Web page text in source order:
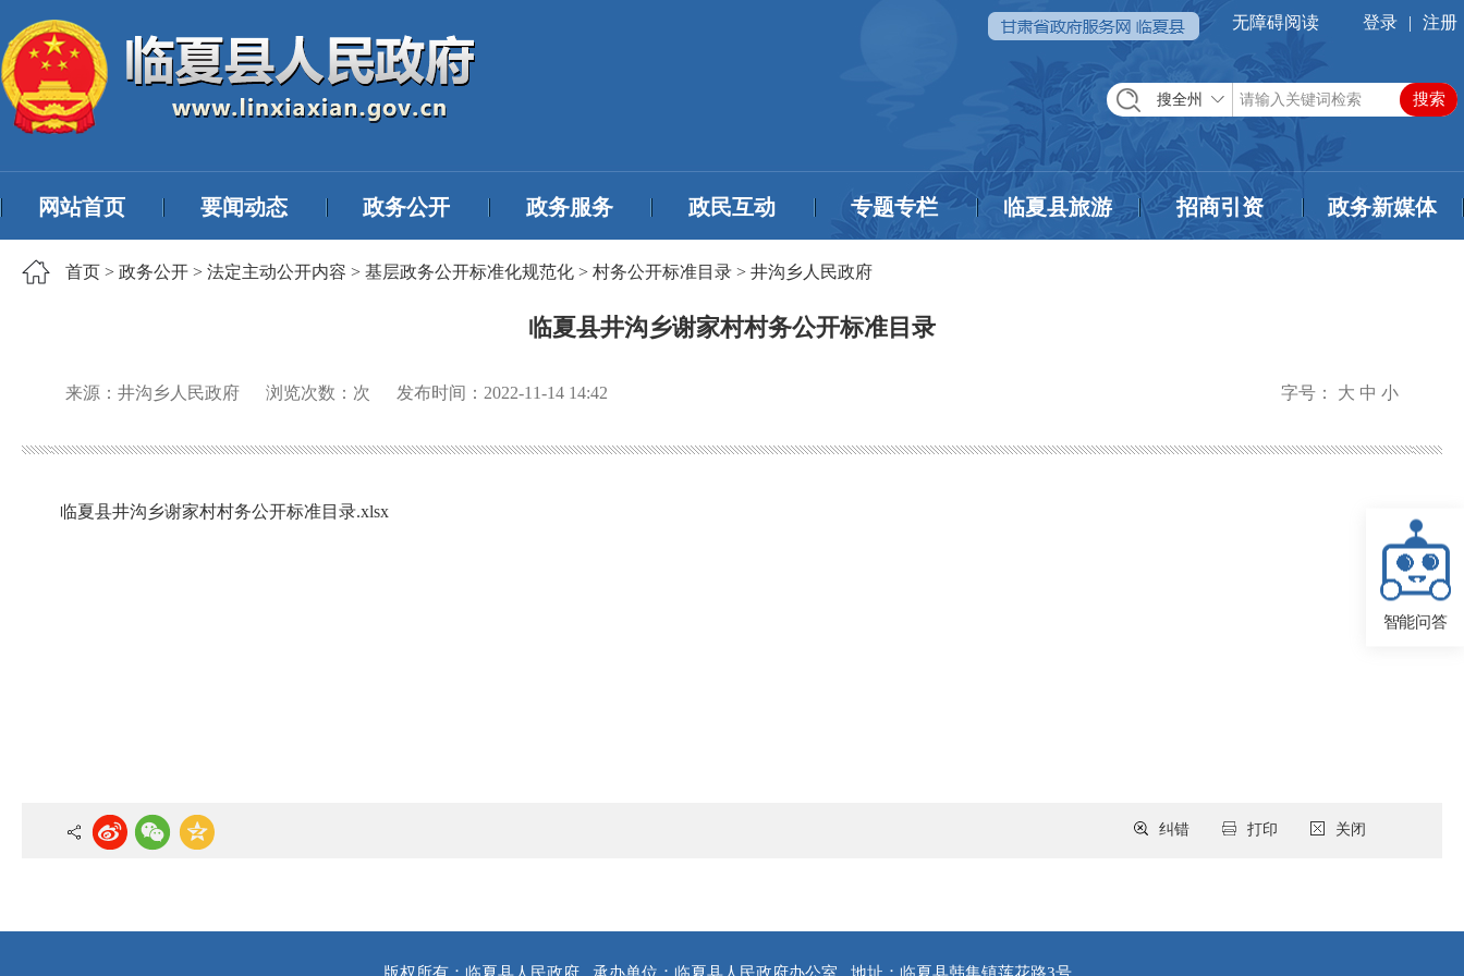
无障碍阅读 登录 | 注册
搜全州
网站首页 要闻动态 政务公开 政务服务 政民互动 专题专栏 临夏县旅游 招商引资 政务新媒体
首页 > 政务公开 > 法定主动公开内容 > 基层政务公开标准化规范化 > 村务公开标准目录 > 井沟乡人民政府
临夏县井沟乡谢家村村务公开标准目录
来源：井沟乡人民政府 浏览次数： 次 发布时间： 2022-11-14 14:42 字号： 大 中 小
临夏县井沟乡谢家村村务公开标准目录.xlsx
关闭
打印
纠错
智能问答